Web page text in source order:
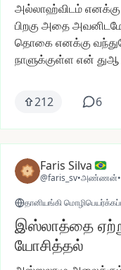
அல்லாஹ்விடம்எனக்கு
பிறகு அதை
தொகைஎனக்கு
நாளுக்குள்ள என் துஆ
212 6
Faris Silva
@faris_sv•அண்ணன்•
தானியங்கி
இஸ்லாத்தை
யோசித்தல்